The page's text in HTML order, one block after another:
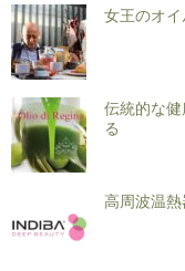
女王のオ
伝統的な
る
高周波温